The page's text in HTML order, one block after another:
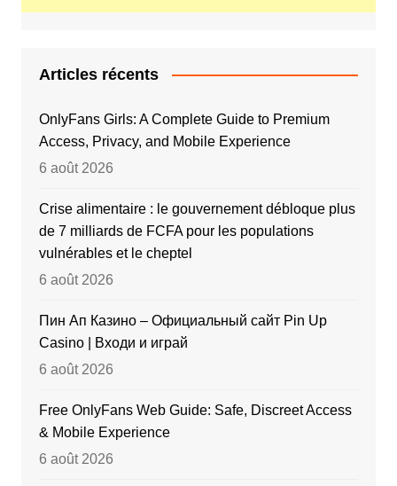
Articles récents
OnlyFans Girls: A Complete Guide to Premium
Access, Privacy, and Mobile Experience
6 août 2026
Crise alimentaire : le gouvernement débloque plus
de 7 milliards de FCFA pour les populations
vulnérables et le cheptel
6 août 2026
Пин Ап Казино – Официальный сайт Pin Up
Casino | Входи и играй
6 août 2026
Free OnlyFans Web Guide: Safe, Discreet Access
& Mobile Experience
6 août 2026